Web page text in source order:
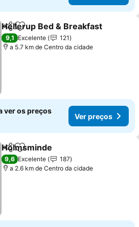
PartilharAdicionar aos favoritos
Hellerup Bed & Breakfast
9,1 Excelente
121
a 5.7 km de Centro da cidade
ver os preços
Ver preços
PartilharAdicionar aos favoritos
Holmsminde
9,6 Excelente
187
a 2.6 km de Centro da cidade